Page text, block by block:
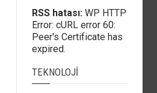
RSS hatası: WP HTTP
Error: cURL error 60:
Peer's Certificate has
expired.
TEKNOLOJI